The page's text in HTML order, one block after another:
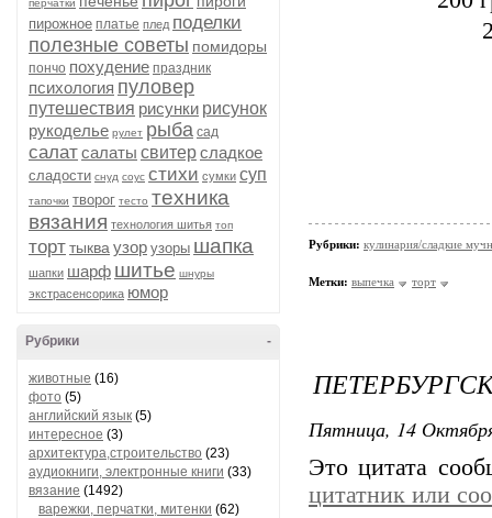
перчатки
пирожное платье плед поделки
полезные советы помидоры
пончо похудение праздник
психология пуловер
путешествия рисунки рисунок
рукоделье рулет рыба сад
салатсалаты свитерсладкое
сладости снуд соус стихи сумки суп
тапочки творог тесто техника
вязания технология шитья топ
торттыква узор узоры шапка
шапки шарф шитье шнуры
экстрасенсорика юмор
-
Рубрики
животные (16)
фото (5)
английский язык (5)
интересное (3)
архитектура,строительство (23)
аудиокниги, электронные книги (33)
вязание (1492)
варежки, перчатки, митенки (62)
Рубрики: кулинария/сладкие
Метки: выпечка торт
Пятница, 14
Это цитата
цитатник или